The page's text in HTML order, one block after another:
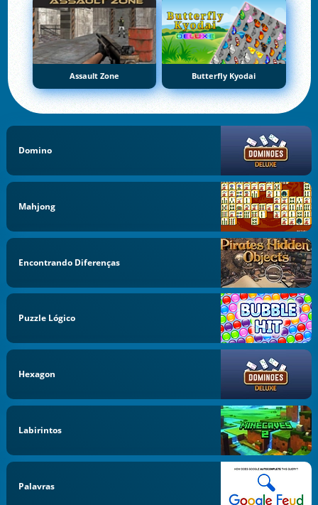
Assault Zone Butterfly Kyodai
Domino
Mahjong
Encontrando Diferenças
Puzzle Lógico
Hexagon
Labirintos
Palavras